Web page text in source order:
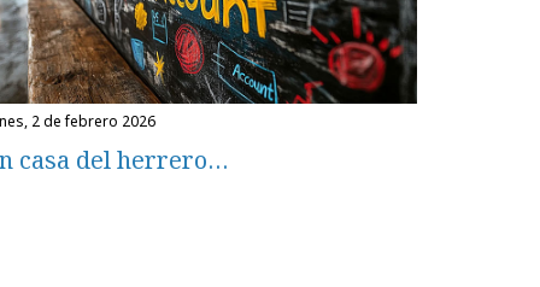
2 de febrero 2026
casa del herrero…